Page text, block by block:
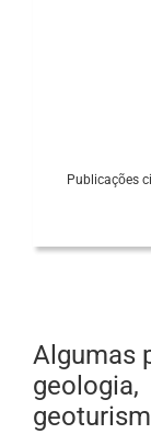
Publicações
Algumas
geologia,